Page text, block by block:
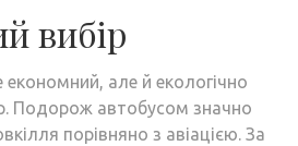
вибір
але й екологічно
Подорож автобусом значно
порівняно з авіацією. За